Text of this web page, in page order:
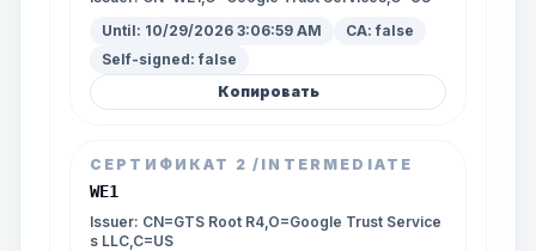
Until: 10/29/2026 3:06:59 AM CA:false
Self-signed:false
Копировать
СЕРТИФИКАТ 2 /INTERMEDIATE
WE1
Issuer: CN=GTS Root R4,O=Google Trust Service
s LLC,C=US